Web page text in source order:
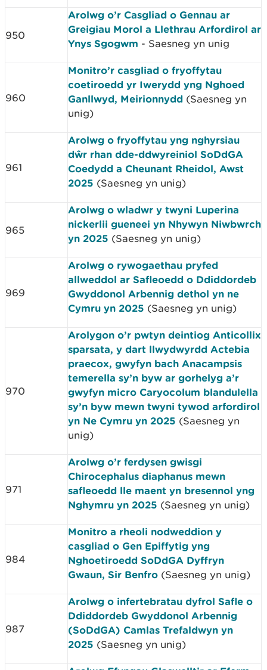
950
Arolwg o’r Casgliad o Gennau ar
Greigiau Morol a Llethrau Arfordirol ar
Ynys Sgogwm - Saesneg yn unig
960
Monitro’r casgliad o fryoffytau
coetiroedd yr Iwerydd yng Nghoed
Ganllwyd, Meirionnydd (Saesneg yn
unig)
961
Arolwg o fryoffytau yng nghyrsiau
dŵr rhan dde-ddwyreiniol SoDdGA
Coedydd a Cheunant Rheidol, Awst
2025 (Saesneg yn unig)
965
Arolwg o wladwr y twyni Luperina
nickerlii gueneei yn Nhywyn Niwbwrch
yn 2025 (Saesneg yn unig)
969
Arolwg o rywogaethau pryfed
allweddol ar Safleoedd o Ddiddordeb
Gwyddonol Arbennig dethol yn ne
Cymru yn 2025 (Saesneg yn unig)
970
Arolygon o’r pwtyn deintiog Anticollix
sparsata, y dart llwydwyrdd Actebia
praecox, gwyfyn bach Anacampsis
temerella sy’n byw ar gorhelyg a’r
gwyfyn micro Caryocolum blandulella
sy’n byw mewn twyni tywod arfordirol
yn Ne Cymru yn 2025 (Saesneg yn
unig)
971
Arolwg o’r ferdysen gwisgi
Chirocephalus diaphanus mewn
safleoedd lle maent yn bresennol yng
Nghymru yn 2025 (Saesneg yn unig)
984
Monitro a rheoli nodweddion y
casgliad o Gen Epiffytig yng
Nghoetiroedd SoDdGA Dyffryn
Gwaun, Sir Benfro (Saesneg yn unig)
987
Arolwg o infertebratau dyfrol Safle o
Ddiddordeb Gwyddonol Arbennig
(SoDdGA) Camlas Trefaldwyn yn
2025 (Saesneg yn unig)